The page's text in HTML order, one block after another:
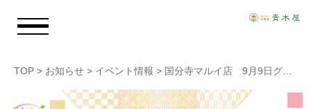
お知らせ
TOP > お知らせ > イベント情報 > 国分寺マルイ店 9月9日グランドオープンいたします！